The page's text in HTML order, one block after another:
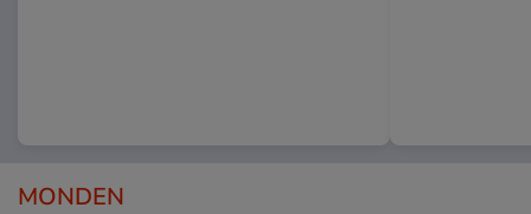
MONDEN